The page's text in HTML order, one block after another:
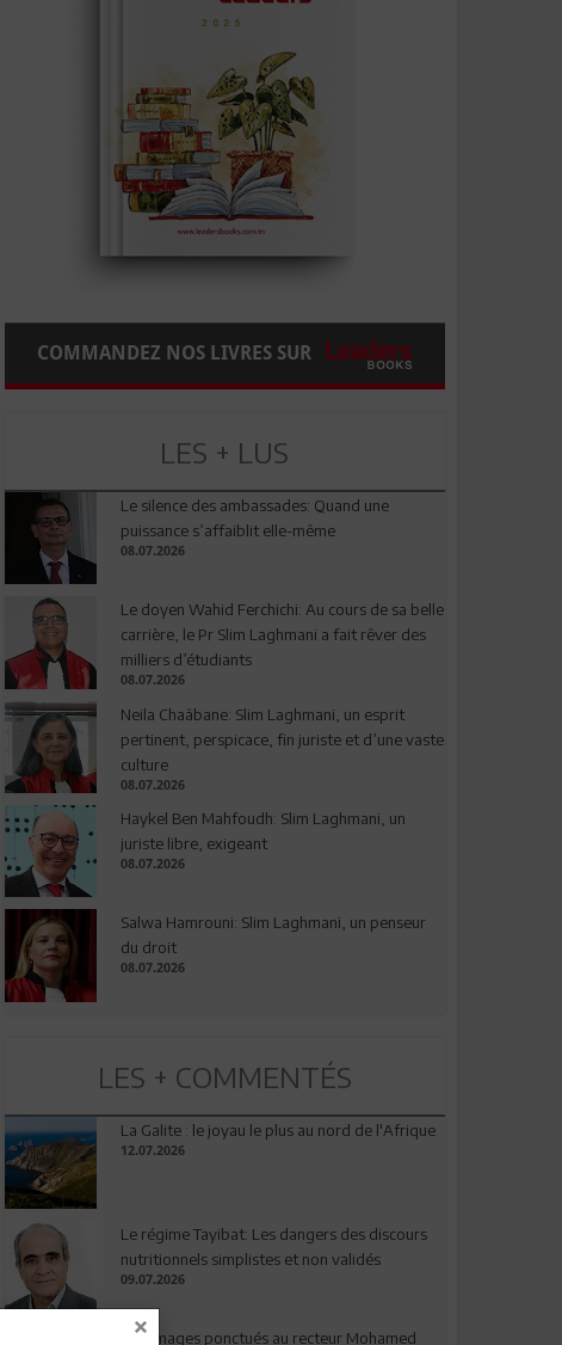
COMMANDEZ NOS LIVRES SUR
LES + LUS
Le silence des ambassades: Quand une
puissance s’affaiblit elle-même
08.07.2026
Le doyen Wahid Ferchichi: Au cours de sa belle
carrière, le Pr Slim Laghmani a fait rêver des
milliers d’étudiants
08.07.2026
Neila Chaâbane: Slim Laghmani, un esprit
pertinent, perspicace, fin juriste et d’une vaste
culture
08.07.2026
Haykel Ben Mahfoudh: Slim Laghmani, un
juriste libre, exigeant
08.07.2026
Salwa Hamrouni: Slim Laghmani, un penseur
du droit
08.07.2026
LES + COMMENTÉS
La Galite : le joyau le plus au nord de l'Afrique
12.07.2026
Le régime Tayibat: Les dangers des discours
nutritionnels simplistes et non validés
09.07.2026
Hommages ponctués au recteur Mohamed